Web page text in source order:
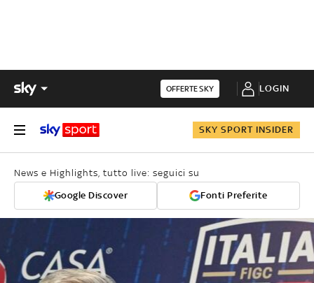
OFFERTE SKY LOGIN
SKY SPORT INSIDER
News e Highlights, tutto live: seguici su
Google Discover Fonti Preferite